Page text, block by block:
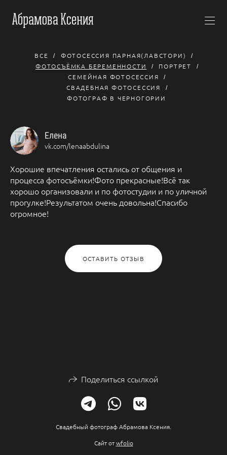
ВСЕ
ФОТОСЕССИЯ ПАРНАЯ(ЛАВСТОРИ)
ФОТОСЪЁМКА БЕРЕМЕННОСТИ
ПОРТРЕТ
СЕМЕЙНАЯ ФОТОСЕССИЯ
СВАДЕБНАЯ ФОТОСЕССИЯ
ФОТОГРАФ В ЧЕРНОГОРИИ
Елена
vk.com/lenaabdulina
Хорошие впечатления остались от общения и
процесса фотосъёмки!Фото прекрасные!Всё так
хорошо организовали и по фотостудии и по уличной
прогулке!Результатом очень довольна!Спасибо
огромное!
ОСТАВИТЬ ОТЗЫВ
Поделиться ссылкой
Свадебный фотограф Абрамова Ксения.
Сайт отwfolio